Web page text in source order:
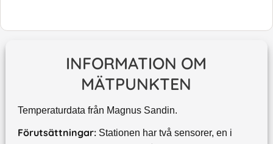
INFORMATION OM
MÄTPUNKTEN
Temperaturdata från Magnus Sandin.
Förutsättningar: Stationen har två sensorer, en i